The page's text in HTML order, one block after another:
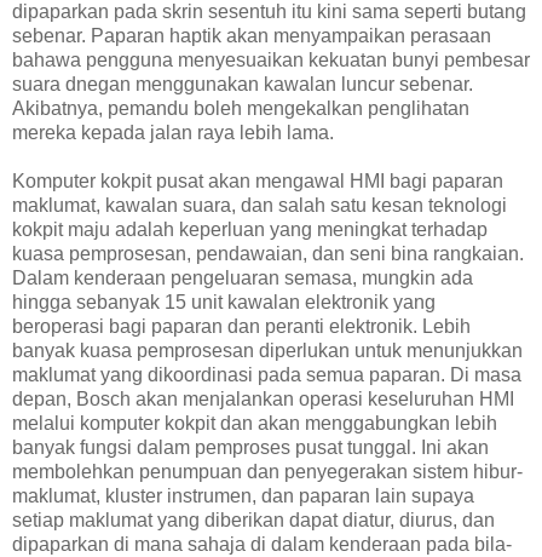
dipaparkan pada skrin sesentuh itu kini sama seperti butang
sebenar. Paparan haptik akan menyampaikan perasaan
bahawa pengguna menyesuaikan kekuatan bunyi pembesar
suara dnegan menggunakan kawalan luncur sebenar.
Akibatnya, pemandu boleh mengekalkan penglihatan
mereka kepada jalan raya lebih lama.
Komputer kokpit pusat akan mengawal HMI bagi paparan
maklumat, kawalan suara, dan salah satu kesan teknologi
kokpit maju adalah keperluan yang meningkat terhadap
kuasa pemprosesan, pendawaian, dan seni bina rangkaian.
Dalam kenderaan pengeluaran semasa, mungkin ada
hingga sebanyak 15 unit kawalan elektronik yang
beroperasi bagi paparan dan peranti elektronik. Lebih
banyak kuasa pemprosesan diperlukan untuk menunjukkan
maklumat yang dikoordinasi pada semua paparan. Di masa
depan, Bosch akan menjalankan operasi keseluruhan HMI
melalui komputer kokpit dan akan menggabungkan lebih
banyak fungsi dalam pemproses pusat tunggal. Ini akan
membolehkan penumpuan dan penyegerakan sistem hibur-
maklumat, kluster instrumen, dan paparan lain supaya
setiap maklumat yang diberikan dapat diatur, diurus, dan
dipaparkan di mana sahaja di dalam kenderaan pada bila-